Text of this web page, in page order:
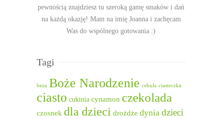
pewnością znajdziesz tu szeroką gamę smaków i dań
na każdą okazję! Mam na imię Joanna i zachęcam
Was do wspólnego gotowania :)
Tagi
beza Boże Narodzenie cebula ciasteczka
ciasto cukinia cynamon czekolada
czosnek dla dzieci drożdże dynia dzieci